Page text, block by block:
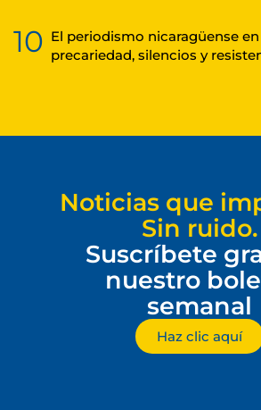
10 El periodismo nicaragüense
precariedad, silencios y
Noticias que
Sin ruido.
Suscríbete
nuestro
semanal
Haz clic aquí